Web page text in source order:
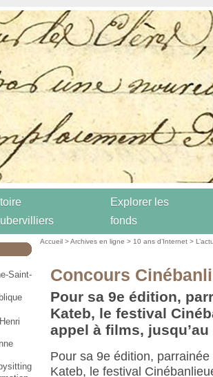
Explorer les
fonds
Saint-
Accueil >Archives en ligne > 10 ans d’Internet >
Concours
Pour sa 9e édition,
Kateb, le festival
appel à films,
Pour sa 9e édition,
Kateb, le festival